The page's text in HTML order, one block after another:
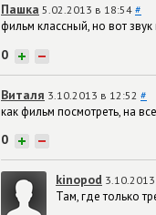
Пашка 5.02.2013 в 18:54 #
фильм классный, но вот
0 + −
Виталя 3.10.2013 в 12:52 #
как фильм посмотреть, на
0 + −
kinopod
Там, где только